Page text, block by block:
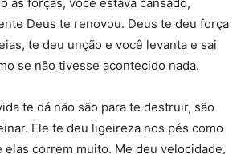
as forças, você estava cansado,
Deus te renovou. Deus te deu força
te deu unção e você levanta e sai
se não tivesse acontecido nada.
te dá não são para te destruir, são
Ele te deu ligeireza nos pés como
elas correm muito. Me deu velocidade,